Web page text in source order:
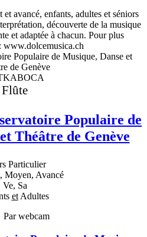
avancé, enfants, adultes et séniors
découverte de la musique
et adaptée à chacun. Pour plus
www.dolcemusica.ch
Flûte
Populaire de
Théâtre de Genève
Particulier
Moyen, Avancé
Ve, Sa
etAdultes
Par webcam